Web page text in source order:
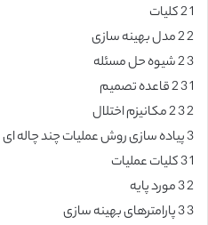
1 2 کلیات
2 2 مدل بهینه سازی
3 2 شیوه حل مسئله
1 3 2 قاعده تصمیم
2 3 2 مکانیزم اختلال
3 پیاده سازی روش عملیات چند چاله ای
1 3 کلیات عملیات
2 3 مورد پایه
3 3 پارامترهای بهینه سازی